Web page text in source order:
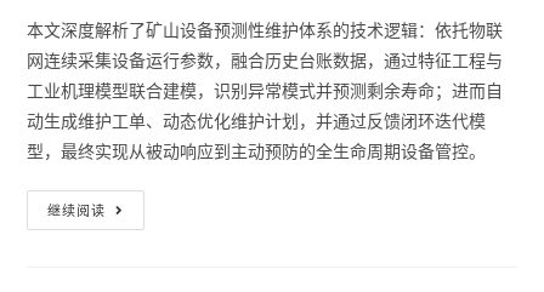
本文深度解析了矿山设备预测性维护体系的技术逻辑：依托物联
网连续采集设备运行参数，融合历史台账数据，通过特征工程与
工业机理模型联合建模，识别异常模式并预测剩余寿命；进而自
动生成维护工单、动态优化维护计划，并通过反馈闭环迭代模
型，最终实现从被动响应到主动预防的全生命周期设备管控。
继续阅读